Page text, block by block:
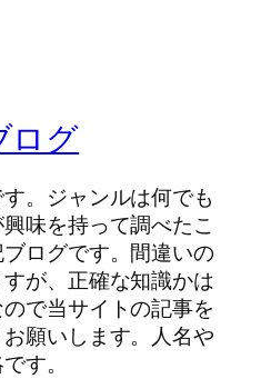
ログ
。ジャンルは何でも
味を持って調べたこ
ログです。間違いの
が、正確な知識かは
で当サイトの記事を
願いします。人名や
す。